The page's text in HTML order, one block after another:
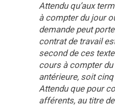
Attendu qu’aux
à compter du jour
demande peut
contrat de travail
second de ces
cours à compter du
antérieure, soit cinq
Attendu que pour
afférents, au titre